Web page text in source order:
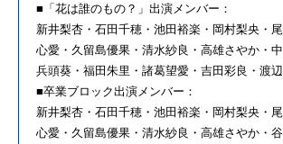
■「花は誰のもの？」出演メンバー：
新井梨杏・石田千穂・池田裕楽・岡村梨央・
心愛・久留島優果・清水紗良・高雄さやか・
兵頭葵・福田朱里・諸葛望愛・吉田彩良・渡辺
■卒業ブロック出演メンバー：
新井梨杏・石田千穂・池田裕楽・岡村梨央・
心愛・久留島優果・清水紗良・高雄さやか・